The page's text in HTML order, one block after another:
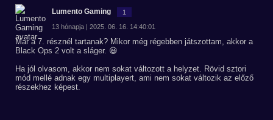
Lumento Gaming 1
13 hónapja | 2025. 06. 16. 14:40:01
Már a 7. résznél tartanak? Mikor még régebben játszottam, akkor a
Black Ops 2 volt a sláger. 😃
Ha jól olvasom, akkor nem sokat változott a helyzet. Rövid sztori
mód mellé adnak egy multiplayert, ami nem sokat változik az előző
részekhez képest.